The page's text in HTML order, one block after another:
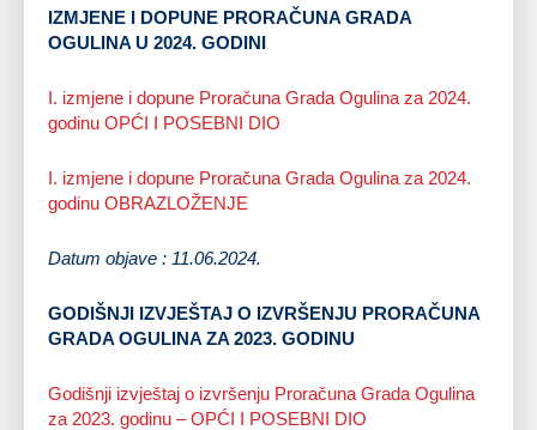
IZMJENE I DOPUNE PRORAČUNA GRADA
OGULINA U 2024. GODINI
I. izmjene i dopune Proračuna Grada Ogulina za 2024.
godinu OPĆI I POSEBNI DIO
I. izmjene i dopune Proračuna Grada Ogulina za 2024.
godinu OBRAZLOŽENJE
Datum objave : 11.06.2024.
GODIŠNJI IZVJEŠTAJ O IZVRŠENJU PRORAČUNA
GRADA OGULINA ZA 2023. GODINU
Godišnji izvještaj o izvršenju Proračuna Grada Ogulina
za 2023. godinu – OPĆI I POSEBNI DIO